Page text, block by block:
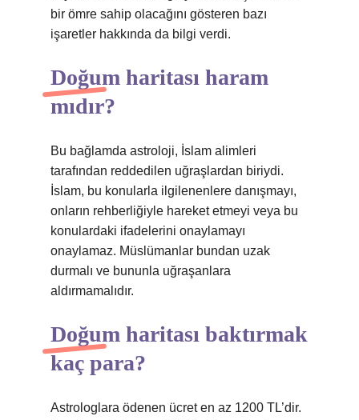
bir ömre sahip olacağını gösteren bazı
işaretler hakkında da bilgi verdi.
Doğum haritası haram
mıdır?
Bu bağlamda astroloji, İslam alimleri
tarafından reddedilen uğraşlardan biriydi.
İslam, bu konularla ilgilenenlere danışmayı,
onların rehberliğiyle hareket etmeyi veya bu
konulardaki ifadelerini onaylamayı
onaylamaz. Müslümanlar bundan uzak
durmalı ve bununla uğraşanlara
aldırmamalıdır.
Doğum haritası baktırmak
kaç para?
Astrologlara ödenen ücret en az 1200 TL’dir.